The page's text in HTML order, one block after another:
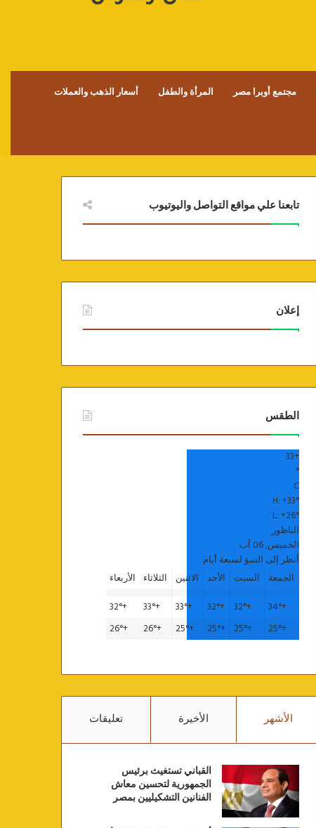
مجتمع أوبرا مصر المرأة والطفل أسعار الذهب والعملات
تابعنا علي مواقع التواصل واليوتيوب
إعلان
الطقس
+
33
°
C
H:+33°
L:+26°
الناظور
الخميس, 06 آب
أنظر إلى التنبؤ لسبعة أيام
الجمعة
السبت الأحد الاثنين الثلاثاء
الأربعاء
+
34°
+
32°
+
32°
+
33°
+
33°
+
32°
+
25°
+
25°
+
25°
+
25°
+
26°
+
26°
الأشهر الأخيرة تعليقات
القباني تستغيث برئيس
الجمهورية لتحسين معاش
الفنانين التشكيليين بمصر